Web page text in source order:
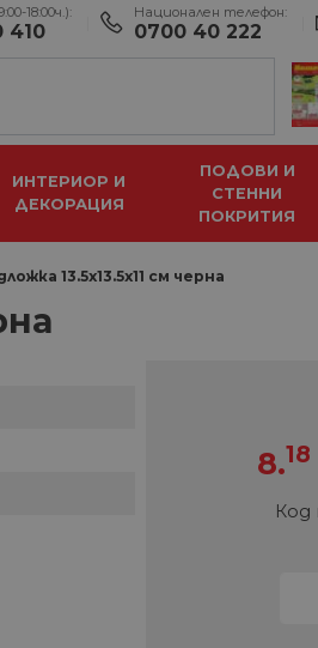
18:00ч.):
410
Национален телефон:
0700 40 222
ИНТЕРИОР И
ДЕКОРАЦИЯ
ПОДОВИ И
СТЕННИ
ПОКРИТИЯ
13.5х13.5х11 см черна
8.18
Код